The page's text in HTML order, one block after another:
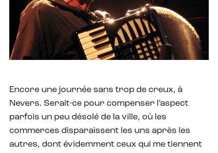
Encore une journée sans trop de creux, à
Nevers. Serait-ce pour compenser l’aspect
parfois un peu désolé de la ville, où les
commerces disparaissent les uns après les
autres, dont évidemment ceux qui me tiennent